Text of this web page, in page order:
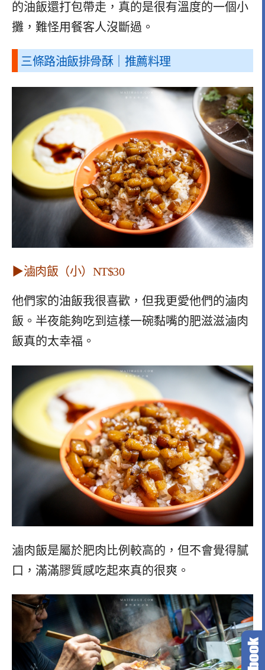
的油飯還打包帶走，真的是很有溫度的一個小
攤，難怪用餐客人沒斷過。
三條路油飯排骨酥｜推薦料理
▶滷肉飯（小）NT$30
他們家的油飯我很喜歡，但我更愛他們的滷肉
飯。半夜能夠吃到這樣一碗黏嘴的肥滋滋滷肉
飯真的太幸福。
滷肉飯是屬於肥肉比例較高的，但不會覺得膩
口，滿滿膠質感吃起來真的很爽。